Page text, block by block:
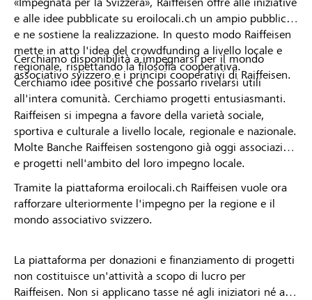
e alle idee pubblicate su eroilocali.ch un ampio pubblico
e ne sostiene la realizzazione. In questo modo Raiffeisen
mette in atto l'idea del crowdfunding a livello locale e
regionale, rispettando la filosofia cooperativa.
Cerchiamo idee positive che possano rivelarsi utili
all'intera comunità. Cerchiamo progetti entusiasmanti.
Cerchiamo disponibilità a impegnarsi per il mondo
associativo svizzero e i principi cooperativi di Raiffeisen.
Raiffeisen si impegna a favore della varietà sociale,
sportiva e culturale a livello locale, regionale e nazionale.
Molte Banche Raiffeisen sostengono già oggi associazioni
e progetti nell'ambito del loro impegno locale.
Tramite la piattaforma eroilocali.ch Raiffeisen vuole ora
rafforzare ulteriormente l'impegno per la regione e il
mondo associativo svizzero.
La piattaforma per donazioni e finanziamento di progetti
non costituisce un'attività a scopo di lucro per
Raiffeisen. Non si applicano tasse né agli iniziatori né ai